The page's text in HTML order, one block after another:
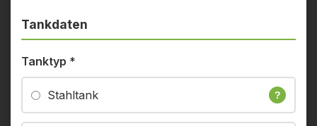
Tankdaten
Tanktyp *
Stahltank ?